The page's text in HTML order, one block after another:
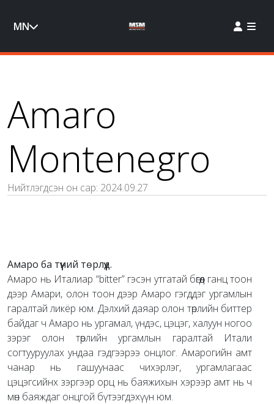
MN
Amaro
Montenegro
Нийтлэгдсэн он сар: 2024.09.27
Амаро ба түүний төрлүүд.
Амаро нь Италиар “bitter” гэсэн утгатай бөгөөд ганц тоон
дээр Амари, олон тоон дээр Амаро гэгддэг ургамлын
гаралтай ликёр юм. Дэлхий даяар олон төрлийн биттер
байдаг ч Амаро нь ургамал, үндэс, цэцэг, халуун ногоо
зэрэг олон төрлийн ургамлын гаралтай Итали
согтууруулах ундаа гэдгээрээ онцлог. Амарогийн амт
чанар нь гашуунаас чихэрлэг, ургамлагаас
цэцэгсийнх зэргээр орц нь баяжихын хэрээр амт нь ч
мөн баяждаг онцгой бүтээгдэхүүн юм.